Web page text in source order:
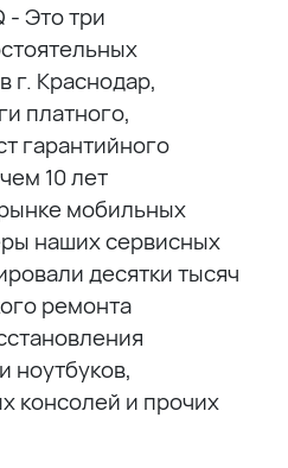
- Это три
г. Краснодар,
платного,
гарантийного
10 лет
мобильных
наших сервисных
десятки тысяч
ремонта
ноутбуков,
консолей и прочих